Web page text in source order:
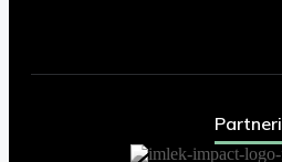
Partneri